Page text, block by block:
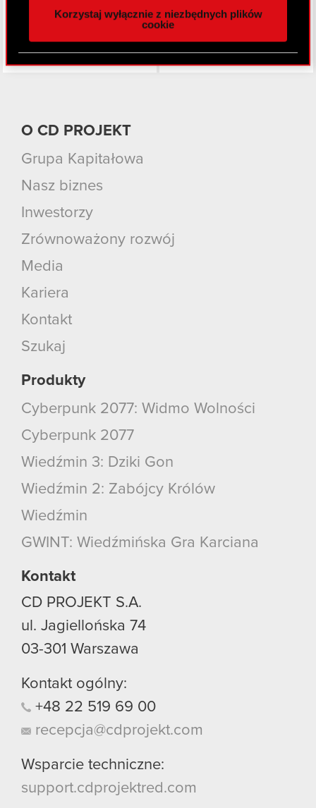
z naszej witryny, udostępniamy partnerom
społecznościowym, reklamowym i analitycznym.
Partnerzy mogą połączyć te informacje z innymi
danymi otrzymanymi od Ciebie lub uzyskanymi
Korzystaj wyłącznie z niezbędnych plików
cookie
O CD PROJEKT
Grupa Kapitałowa
Nasz biznes
Inwestorzy
Zrównoważony rozwój
Media
Kariera
Kontakt
Szukaj
Produkty
Cyberpunk 2077: Widmo Wolności
Cyberpunk 2077
Wiedźmin 3: Dziki Gon
Wiedźmin 2: Zabójcy Królów
Wiedźmin
GWINT: Wiedźmińska Gra Karciana
Kontakt
CD PROJEKT S.A.
ul. Jagiellońska 74
03-301 Warszawa
Kontakt ogólny:
+48 22 519 69 00
recepcja@cdprojekt.com
Wsparcie techniczne:
support.cdprojektred.com